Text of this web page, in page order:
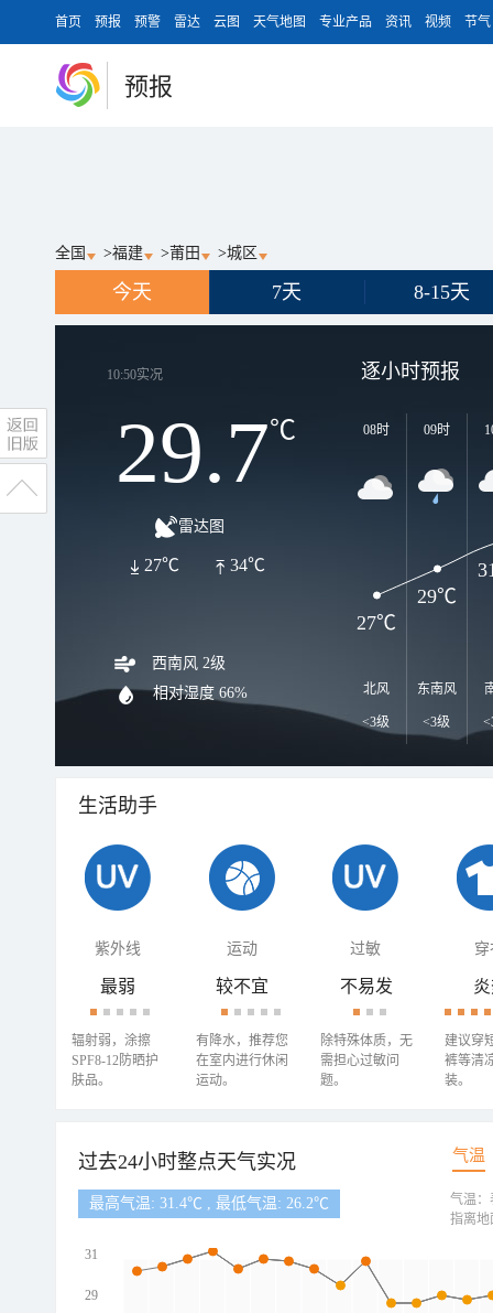
首页 预报 预警 雷达 云图 天气地图 专业产品 资讯 视频 节气
预报
全国 >福建 >莆田 >城区
今天 7天 8-15天
10:50实况
29.7℃
雷达图
34℃
27℃
西南风 2级
相对湿度 66%
逐小时预报
08时
北风
<3级
09时
东南风
<3级
27℃
29℃
生活助手
紫外线 运动 过敏 穿
最弱
辐射弱，涂擦
SPF8-12防晒护
肤品。
较不宜
有降水，推荐您
在室内进行休闲
运动。
不易发
除特殊体质，无
需担心过敏问
题。
建议穿
裤等清
装。
过去24小时整点天气实况 气温
最高气温: 31.4℃ , 最低气温: 26.2℃
31
29
气温：
指离地